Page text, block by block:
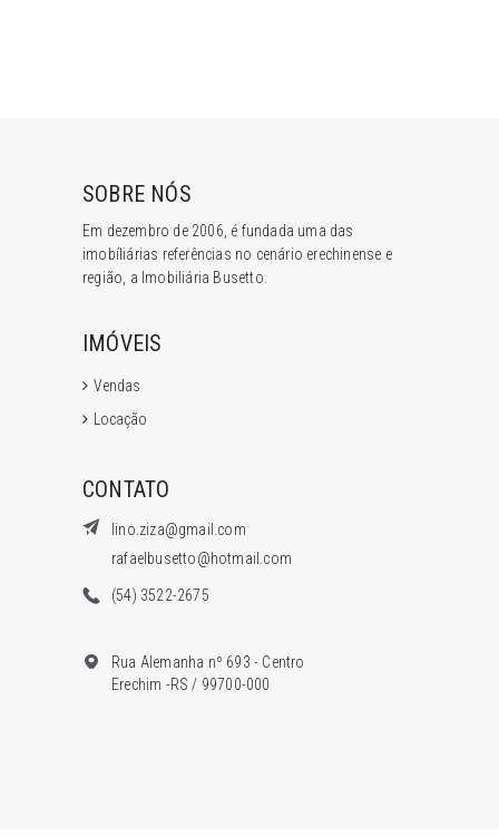
SOBRE NÓS
Em dezembro de 2006, é fundada uma das
imobíliárias referências no cenário erechinense e
região, a Imobiliária Busetto.
IMÓVEIS
Vendas
Locação
CONTATO
lino.ziza@gmail.com
rafaelbusetto@hotmail.com
(54) 3522-2675
Rua Alemanha nº 693 - Centro
Erechim -RS / 99700-000